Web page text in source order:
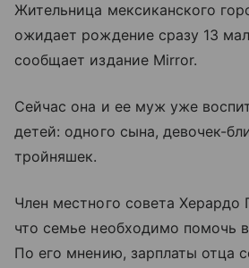
Жительница мексиканского
ожидает рождение сразу 13
сообщает издание Mirror.
Сейчас она и ее муж уже
детей: одного сына, девочек-
тройняшек.
Член местного совета Херардо
что семье необходимо помочь
По его мнению, зарплаты отца